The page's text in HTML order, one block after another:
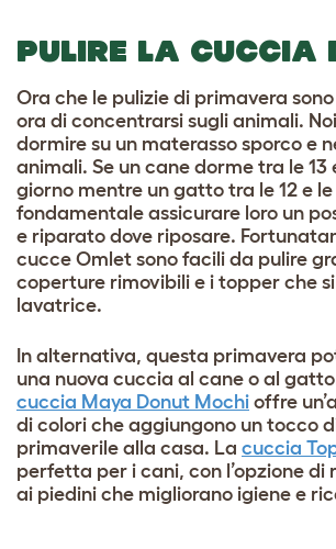
PULIRE LA CUCCIA
Ora che le pulizie di primavera
ora di concentrarsi sugli animali.
dormire su un materasso sporco e
animali. Se un cane dorme tra le 13
giorno mentre un gatto tra le 12 e le
fondamentale assicurare loro un
e riparato dove riposare.
cucce Omlet sono facili da pulire
coperture rimovibili e i topper che
lavatrice.
In alternativa, questa primavera
una nuova cuccia al cane o al
cuccia Maya Donut Mochi offre
di colori che aggiungono un tocco
primaverile alla casa. La cuccia
perfetta per i cani, con l’opzione di
ai piedini che migliorano igiene e